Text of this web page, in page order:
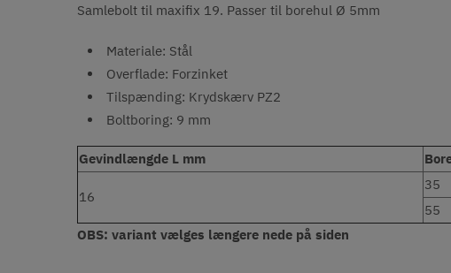
Samlebolt til maxifix 19. Passer til borehul Ø 5mm
Materiale: Stål
Overflade: Forzinket
Tilspænding: Krydskærv PZ2
Boltboring: 9 mm
Gevindlængde L mm
16
35
55
OBS: variant vælges længere nede på siden